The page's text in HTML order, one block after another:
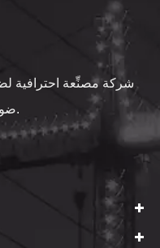
شركة مصنِّعة احترافية
ضواغط الديزل الرائدة عالميًا في العالم.